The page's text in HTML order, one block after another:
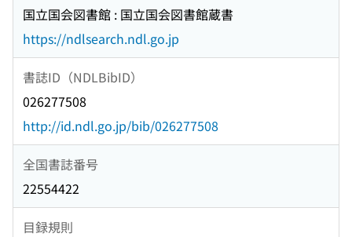
国立国会図書館 : 国立国会図書館蔵書
https://ndlsearch.ndl.go.jp
書誌ID（NDLBibID）
026277508
http://id.ndl.go.jp/bib/026277508
全国書誌番号
22554422
目録規則